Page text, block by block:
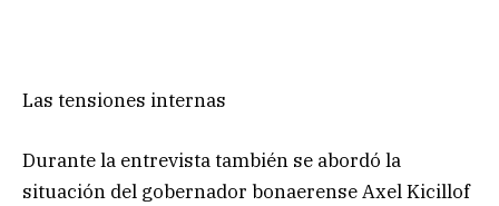
Las tensiones internas
Durante la entrevista también se abordó la
situación del gobernador bonaerense Axel Kicillof